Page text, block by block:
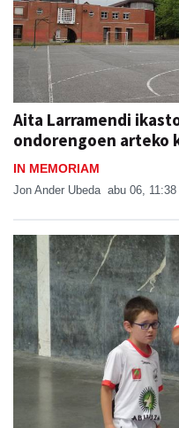
Aita Larramendi
ondorengoen arteko
IN MEMORIAM
Jon Ander Ubeda abu 06, 11:38